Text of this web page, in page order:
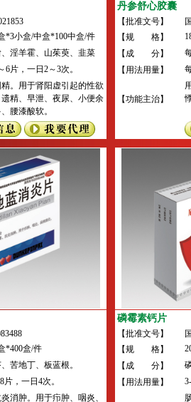
*3小盒/中盒*100中盒/件
淫羊霍、山茱萸、韭菜
6片，一日2～3次。
。用于肾阳虚引起的性欲
精、早泄、夜尿、小便余
腰漆酸软。
丹参舒心胶囊
【批准文号】
【规 格】
【成 分】
【用法用量】
【功能主治】
*400盒/件
苦地丁、板蓝根。
，一日4次。
消肿。用于疖肿、咽炎、
磷霉素钙片
【批准文号】
【规 格】
【成 分】
【用法用量】